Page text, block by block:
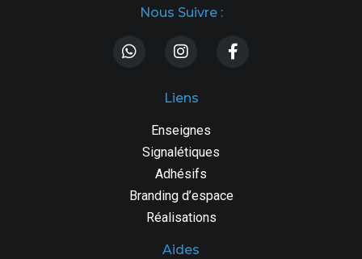
Nous Suivre :
Liens
Enseignes
Signalétiques
Adhésifs
Branding d’espace
Réalisations
Aides